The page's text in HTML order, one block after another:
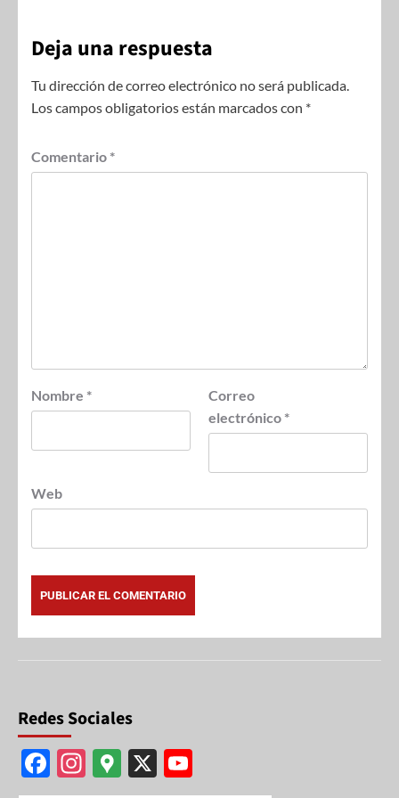
Deja una respuesta
Tu dirección de correo electrónico no será publicada.
Los campos obligatorios están marcados con *
Comentario *
Nombre *
Correo
electrónico *
Web
Redes Sociales
F
In G
X